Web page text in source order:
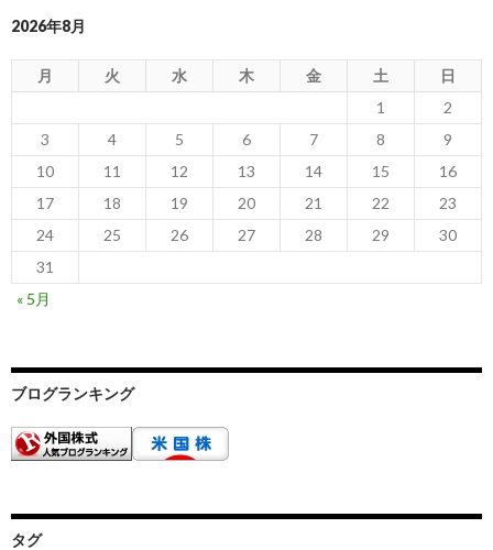
2026年8月
月 火 水 木 金 土
日
1
2
3
4 5 6 7 8
9
10
11 12 13 14 15
16
17
18 19 20 21 22
23
24
25 26 27 28 29
30
31
« 5月
ブログランキング
タグ